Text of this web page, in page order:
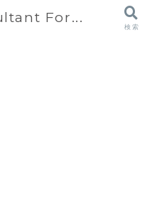
For...
検索